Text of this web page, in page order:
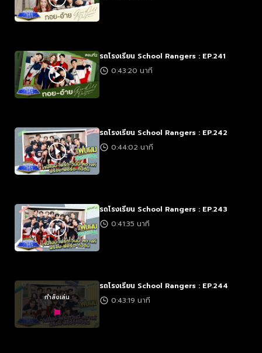
รถโรงเรียน School Rangers : EP.241
0:43:20 นาที
รถโรงเรียน School Rangers : EP.242
0:44:02 นาที
รถโรงเรียน School Rangers : EP.243
0:41:35 นาที
กำลังเล่น
รถโรงเรียน School Rangers : EP.244
0:43:19 นาที